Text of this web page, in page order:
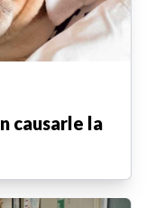
causarle la